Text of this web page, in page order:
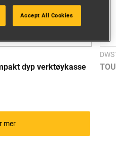
dyp verktøykasse
mer
Accept All Cookies